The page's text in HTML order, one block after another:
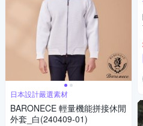
日本設計嚴選素材
BARONECE 輕量機能拼接休閒
外套_白(240409-01)